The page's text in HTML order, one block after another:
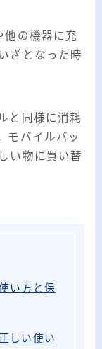
他の機器に充
ざとなった時
と同様に消耗
モバイルバッ
い物に買い替
い方と保
しい使い